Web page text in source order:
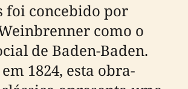
foi concebido por
como o
de Baden-Baden.
1824, esta obra-